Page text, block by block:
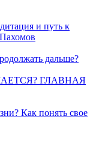
и путь к
дальше?
ГЛАВНАЯ
Как понять свое